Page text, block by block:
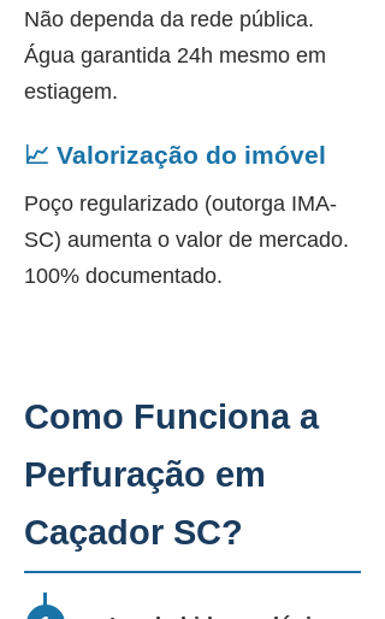
Não dependa da rede pública.
Água garantida 24h mesmo em
estiagem.
📈 Valorização do imóvel
Poço regularizado (outorga IMA-
SC) aumenta o valor de mercado.
100% documentado.
Como Funciona a
Perfuração em
Caçador SC?